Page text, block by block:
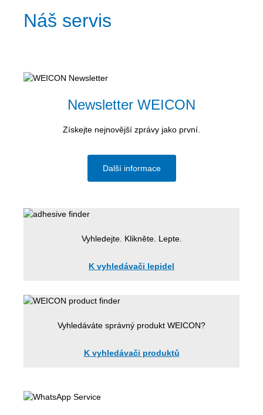
Náš servis
Newsletter WEICON
Získejte nejnovější zprávy jako první.
Další informace
Vyhledejte. Klikněte. Lepte.
K vyhledávači lepidel
Vyhledáváte správný produkt WEICON?
K vyhledávači produktů